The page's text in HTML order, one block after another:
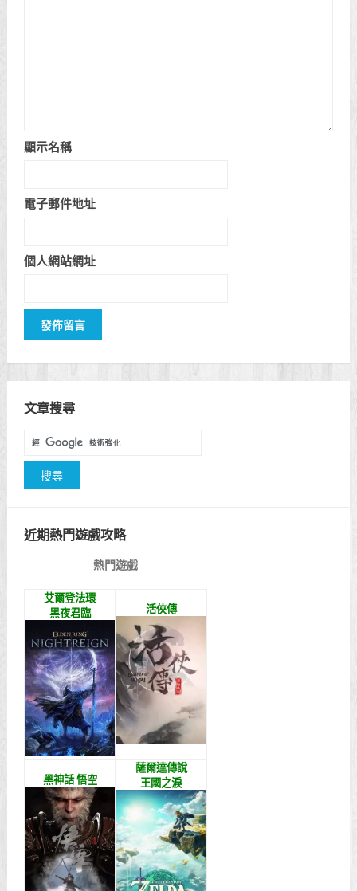
顯示名稱
電子郵件地址
個人網站網址
文章搜尋
近期熱門遊戲攻略
熱門遊戲
艾爾登法環
黑夜君臨
活俠傳
黑神話 悟空
薩爾達傳說
王國之淚